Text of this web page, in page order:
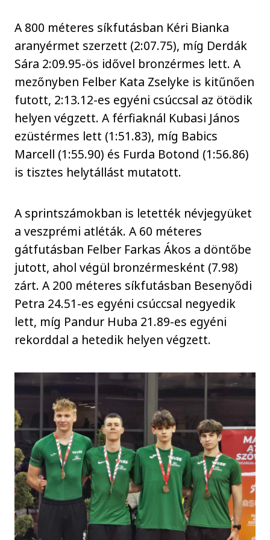
A 800 méteres síkfutásban Kéri Bianka
aranyérmet szerzett (2:07.75), míg Derdák
Sára 2:09.95-ös idővel bronzérmes lett. A
mezőnyben Felber Kata Zselyke is kitűnően
futott, 2:13.12-es egyéni csúccsal az ötödik
helyen végzett. A férfiaknál Kubasi János
ezüstérmes lett (1:51.83), míg Babics
Marcell (1:55.90) és Furda Botond (1:56.86)
is tisztes helytállást mutatott.
A sprintszámokban is letették névjegyüket
a veszprémi atléták. A 60 méteres
gátfutásban Felber Farkas Ákos a döntőbe
jutott, ahol végül bronzérmesként (7.98)
zárt. A 200 méteres síkfutásban Besenyődi
Petra 24.51-es egyéni csúccsal negyedik
lett, míg Pandur Huba 21.89-es egyéni
rekorddal a hetedik helyen végzett.